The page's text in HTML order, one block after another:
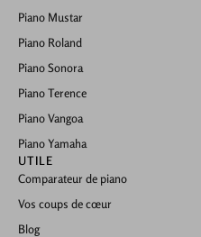
Piano Mustar
Piano Roland
Piano Sonora
Piano Terence
Piano Vangoa
Piano Yamaha
UTILE
Comparateur de piano
Vos coups de cœur
Blog